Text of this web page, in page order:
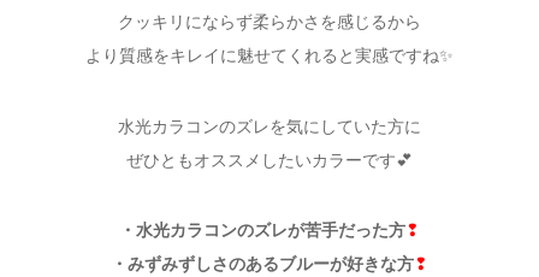
クッキリにならず柔らかさを感じるから
より質感をキレイに魅せてくれると実感ですね✨
水光カラコンのズレを気にしていた方に
ぜひともオススメしたいカラーです💕
・水光カラコンのズレが苦手だった方❢
・みずみずしさのあるブルーが好きな方❢